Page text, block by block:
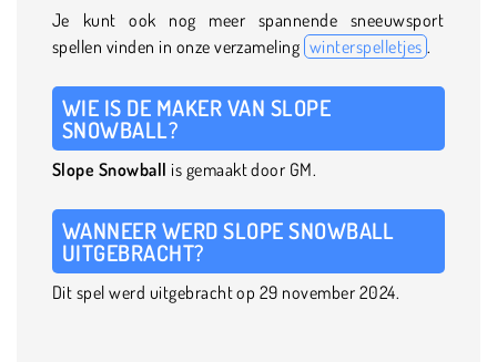
Je kunt ook nog meer spannende sneeuwsport
spellen vinden in onze verzameling winterspelletjes .
WIE IS DE MAKER VAN SLOPE
SNOWBALL?
Slope Snowball is gemaakt door GM.
WANNEER WERD SLOPE SNOWBALL
UITGEBRACHT?
Dit spel werd uitgebracht op 29 november 2024.